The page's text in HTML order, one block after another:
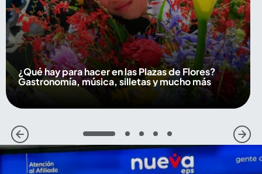
¿Qué hay para hacer en las Plazas de Flores?
Gastronomía, música, silletas y mucho más
1 2 3 4 5